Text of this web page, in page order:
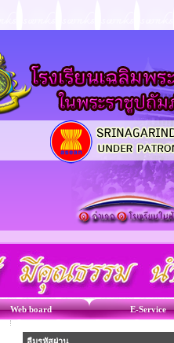
Web board E-Service